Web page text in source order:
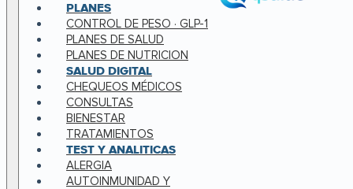
PLANES
CONTROL DE PESO · GLP-1
PLANES DE SALUD
PLANES DE NUTRICION
SALUD DIGITAL
CHEQUEOS MÉDICOS
CONSULTAS
BIENESTAR
TRATAMIENTOS
TEST Y ANALITICAS
ALERGIA
AUTOINMUNIDAD Y